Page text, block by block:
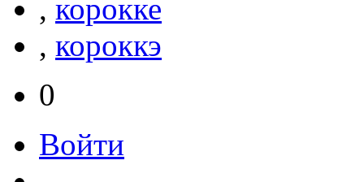
, корокке
, короккэ
0
Войти